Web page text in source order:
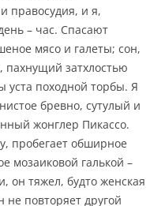
правосудия, и я,
– час. Спасают
мясо и галеты; сон,
пахнущий затхлостью
уста походной торбы. Я
бревно, сутулый и
жонглер Пикассо.
пробегает обширное
мозаиковой галькой –
он тяжел, будто женская
повторяет другой